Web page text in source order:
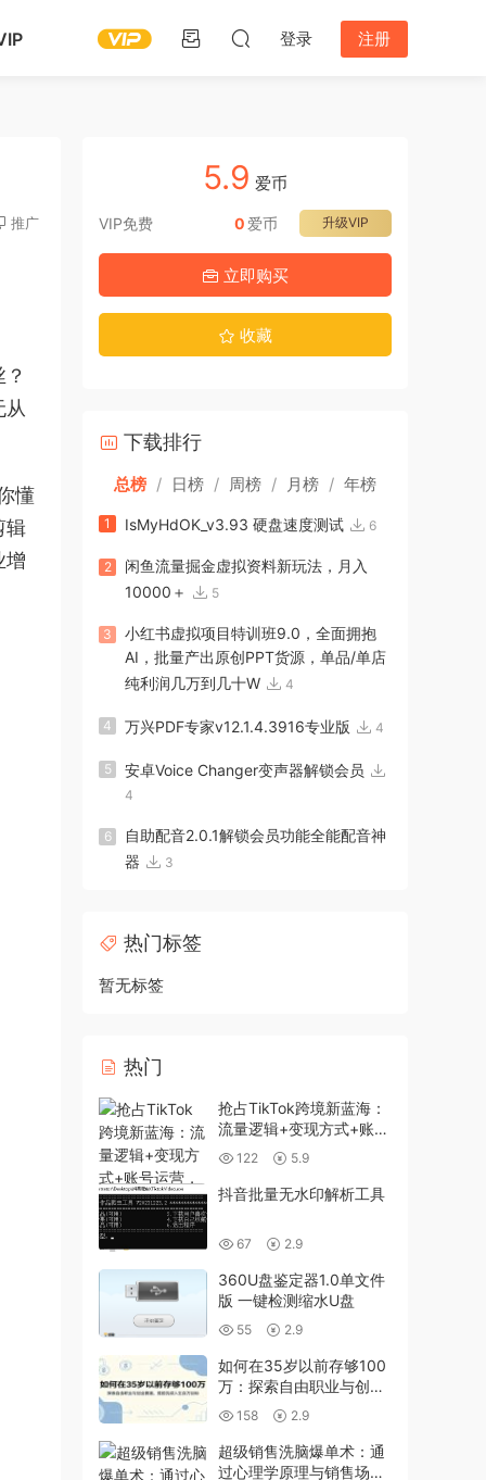
登录 注册
推广
从
懂
辑
增
5.9 爱币
VIP免费 升级VIP
0 爱币
立即购买
收藏
下载排行
总榜 / 日榜 / 周榜 / 月榜 / 年榜
1 IsMyHdOK_v3.93 硬盘速度测试 6
2
闲鱼流量掘金虚拟资料新玩法，月入
10000＋
5
3
小红书虚拟项目特训班9.0，全面拥抱
AI，批量产出原创PPT货源，单品/单店
纯利润几万到几十W
4
4 万兴PDF专家v12.1.4.3916专业版 4
5 安卓Voice Changer变声器解锁会员
4
6
自助配音2.0.1解锁会员功能全能配音神
器
3
热门标签
暂无标签
热门
抢占TikTok跨境新蓝海：
流量逻辑+变现方式+账号
运营，新手月入1万+
122 5.9
抖音批量无水印解析工具
67 2.9
360U盘鉴定器1.0单文件
版 一键检测缩水U盘
55 2.9
如何在35岁以前存够100
万：探索自由职业与创业
赛道，提前完成人生百万
目标
158 2.9
超级销售洗脑爆单术：通
过心理学原理与销售场景